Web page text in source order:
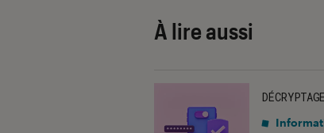
À lire aussi
DÉCRYPTAGE